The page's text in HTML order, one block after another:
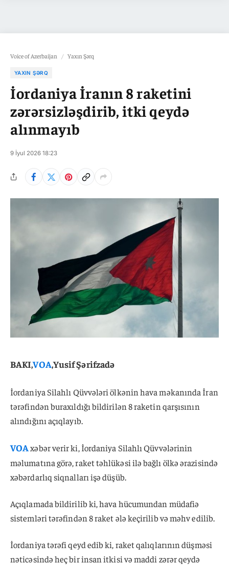
Voice of Azerbaijan / Yaxın Şərq
YAXIN ŞƏRQ
İordaniya İranın 8 raketini
zərərsizləşdirib, itki qeydə
alınmayıb
9 İyul 2026 18:23
BAKI,VOA,Yusif Şərifzadə
İordaniya Silahlı Qüvvələri ölkənin hava məkanında İran
tərəfindən buraxıldığı bildirilən 8 raketin qarşısının
alındığını açıqlayıb.
VOAxəbər verir ki, İordaniya Silahlı Qüvvələrinin
məlumatına görə, raket təhlükəsi ilə bağlı ölkə ərazisində
xəbərdarlıq siqnalları işə düşüb.
Açıqlamada bildirilib ki, hava hücumundan müdafiə
sistemləri tərəfindən 8 raket ələ keçirilib və məhv edilib.
İordaniya tərəfi qeyd edib ki, raket qalıqlarının düşməsi
nəticəsində heç bir insan itkisi və maddi zərər qeydə